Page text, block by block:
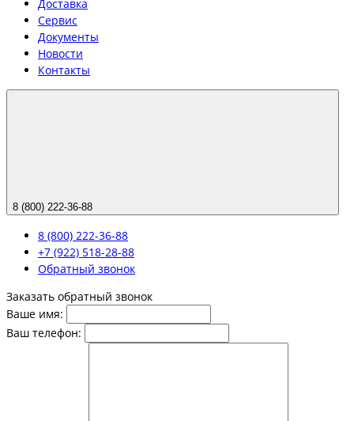
Доставка
Сервис
Документы
Новости
Контакты
8 (800) 222-36-88
8 (800) 222-36-88
+7 (922) 518-28-88
Обратный звонок
Заказать обратный звонок
Ваше имя:
Ваш телефон: